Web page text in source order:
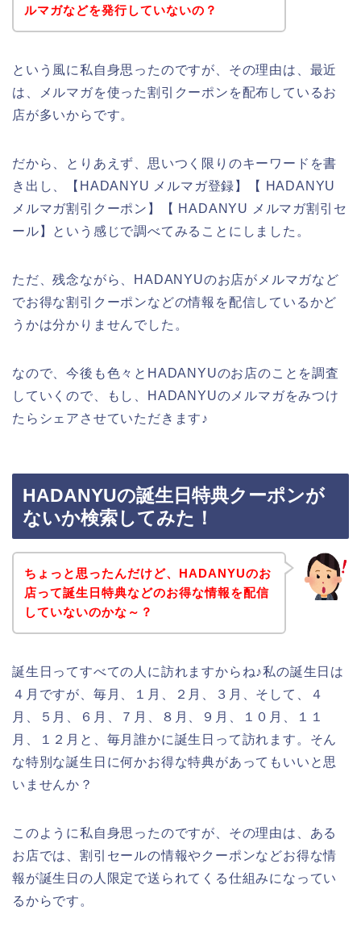
ルマガなどを発行していないの？
という風に私自身思ったのですが、その理由は、最近
は、メルマガを使った割引クーポンを配布しているお
店が多いからです。
だから、とりあえず、思いつく限りのキーワードを書
き出し、【HADANYU メルマガ登録】【 HADANYU
メルマガ割引クーポン】【 HADANYU メルマガ割引セ
ール】という感じで調べてみることにしました。
ただ、残念ながら、HADANYUのお店がメルマガなど
でお得な割引クーポンなどの情報を配信しているかど
うかは分かりませんでした。
なので、今後も色々とHADANYUのお店のことを調査
していくので、もし、HADANYUのメルマガをみつけ
たらシェアさせていただきます♪
HADANYUの誕生日特典クーポンが
ないか検索してみた！
ちょっと思ったんだけど、HADANYUのお
店って誕生日特典などのお得な情報を配信
していないのかな～？
誕生日ってすべての人に訪れますからね♪私の誕生日は
４月ですが、毎月、１月、２月、３月、そして、４
月、５月、６月、７月、８月、９月、１０月、１１
月、１２月と、毎月誰かに誕生日って訪れます。そん
な特別な誕生日に何かお得な特典があってもいいと思
いませんか？
このように私自身思ったのですが、その理由は、ある
お店では、割引セールの情報やクーポンなどお得な情
報が誕生日の人限定で送られてくる仕組みになってい
るからです。